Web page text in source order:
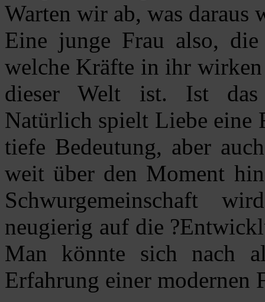
Warten wir ab, was daraus
Eine junge Frau also,
welche Kräfte in ihr
dieser Welt ist. Ist das
Natürlich spielt Liebe eine
tiefe Bedeutung, aber
weit über den Moment
Schwurgemeinschaft
neugierig auf die
Man könnte sich nach
Erfahrung einer modernen